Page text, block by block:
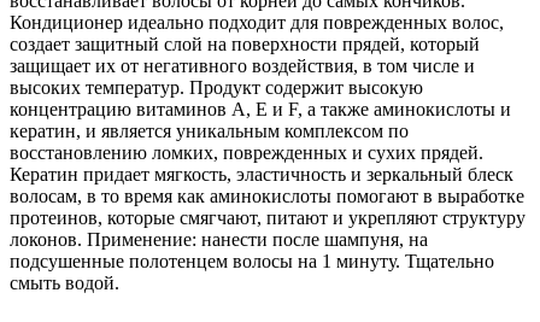
Кондиционер идеально подходит для поврежденных волос,
создает защитный слой на поверхности прядей, который
защищает их от негативного воздействия, в том числе и
высоких температур. Продукт содержит высокую
концентрацию витаминов А, Е и F, а также аминокислоты и
кератин, и является уникальным комплексом по
восстановлению ломких, поврежденных и сухих прядей.
Кератин придает мягкость, эластичность и зеркальный блеск
волосам, в то время как аминокислоты помогают в выработке
протеинов, которые смягчают, питают и укрепляют структуру
локонов. Применение: нанести после шампуня, на
подсушенные полотенцем волосы на 1 минуту. Тщательно
смыть водой.